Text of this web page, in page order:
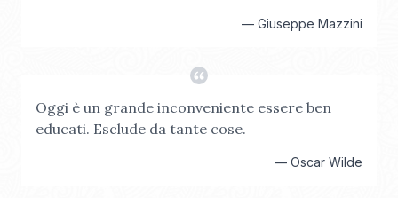
— Giuseppe Mazzini
Oggi è un grande inconveniente essere ben
educati. Esclude da tante cose.
— Oscar Wilde